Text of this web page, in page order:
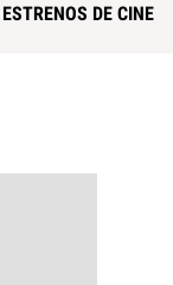
ESTRENOS DE CINE